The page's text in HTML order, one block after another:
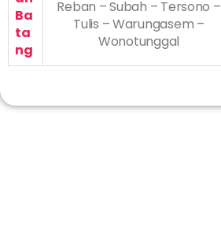
Ba
ta
ng
Reban – Subah – Tersono –
Tulis – Warungasem –
Wonotunggal